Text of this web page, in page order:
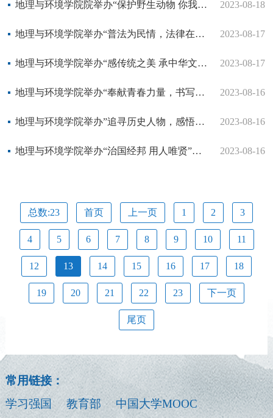
地理与环境学院院举办“保护野生动物 你我共同承担”社会实践活动 2023-08-18
地理与环境学院举办“普法为民情，法律在心中”社会实践活动 2023-08-17
地理与环境学院举办“感传统之美 承中华文脉”社会实践活动 2023-08-17
地理与环境学院举办“奉献青春力量，书写青春担当”社会实践活动 2023-08-16
地理与环境学院举办”追寻历史人物，感悟革命足迹”社会实践活动 2023-08-16
地理与环境学院举办“治国经邦 用人唯贤”社会实践活动 2023-08-16
总数:23 首页 上一页 1 2 3
4 5 6 7 8 9 10 11
12 13 14 15 16 17 18
19 20 21 22 23 下一页
尾页
常用链接：
学习强国
教育部 中国大学MOOC